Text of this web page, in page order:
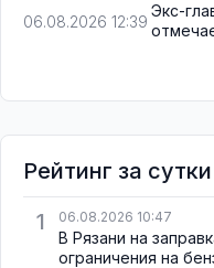
06.08.2026 12:39
Экс-
Рейтинг за сутки
1
06.08.2026 10:47
В Рязани на
ограничения на